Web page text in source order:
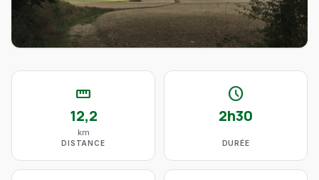
straighten
12,2
km
DISTANCE
schedule
2h30
DURÉE